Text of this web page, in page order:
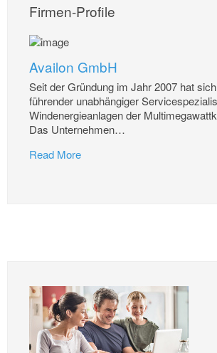
Firmen-Profile
Availon GmbH
Seit der Gründung im Jahr 2007 hat
führender unabhängiger
Windenergieanlagen der
Das Unternehmen…
Read More